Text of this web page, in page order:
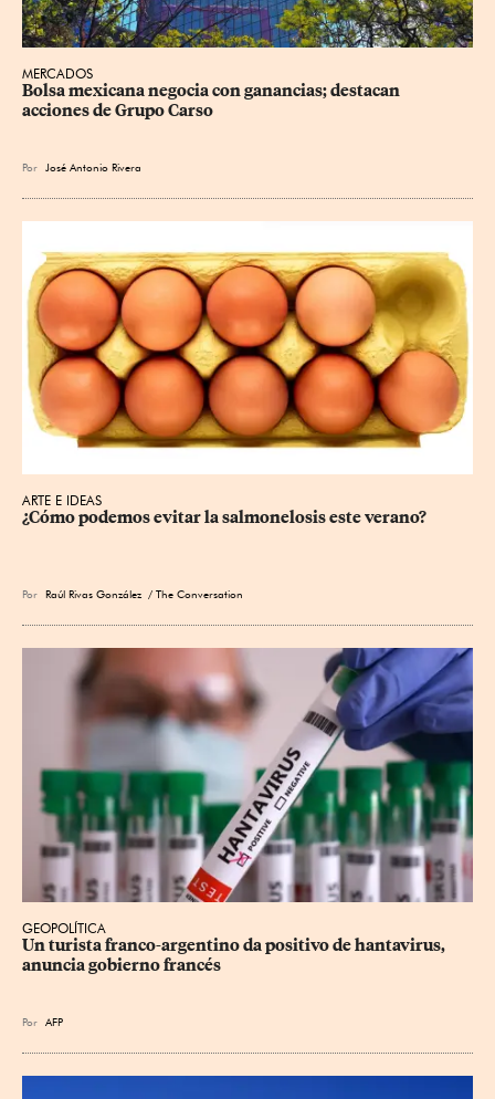
MERCADOS
Bolsa mexicana negocia con ganancias; destacan
acciones de Grupo Carso
Por José Antonio Rivera
ARTE E IDEAS
¿Cómo podemos evitar la salmonelosis este verano?
Por Raúl Rivas González / The Conversation
GEOPOLÍTICA
Un turista franco-argentino da positivo de hantavirus,
anuncia gobierno francés
Por AFP